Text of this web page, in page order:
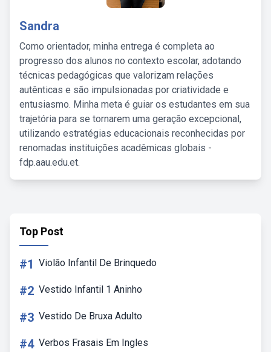
Sandra
Como orientador, minha entrega é completa ao
progresso dos alunos no contexto escolar, adotando
técnicas pedagógicas que valorizam relações
autênticas e são impulsionadas por criatividade e
entusiasmo. Minha meta é guiar os estudantes em sua
trajetória para se tornarem uma geração excepcional,
utilizando estratégias educacionais reconhecidas por
renomadas instituições acadêmicas globais -
fdp.aau.edu.et.
Top Post
#1 Violão Infantil De Brinquedo
#2 Vestido Infantil 1 Aninho
#3 Vestido De Bruxa Adulto
#4 Verbos Frasais Em Ingles